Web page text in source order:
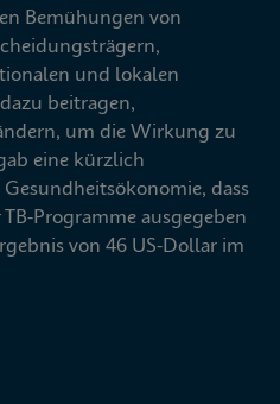
Bemühungen von
und lokalen
beitragen,
um die Wirkung zu
eine kürzlich
dass
Programme ausgegeben
von 46 US-Dollar im